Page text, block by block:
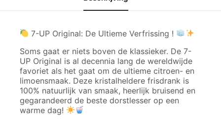
7-UP Original: De Ultieme Verfrissing !
Soms gaat er niets boven de klassieker. De 7-
UP Original is al decennia lang de wereldwijde
favoriet als het gaat om de ultieme citroen- en
limoensmaak. Deze kristalheldere frisdrank is
100% natuurlijk van smaak, heerlijk bruisend en
gegarandeerd de beste dorstlesser op een
warme dag!